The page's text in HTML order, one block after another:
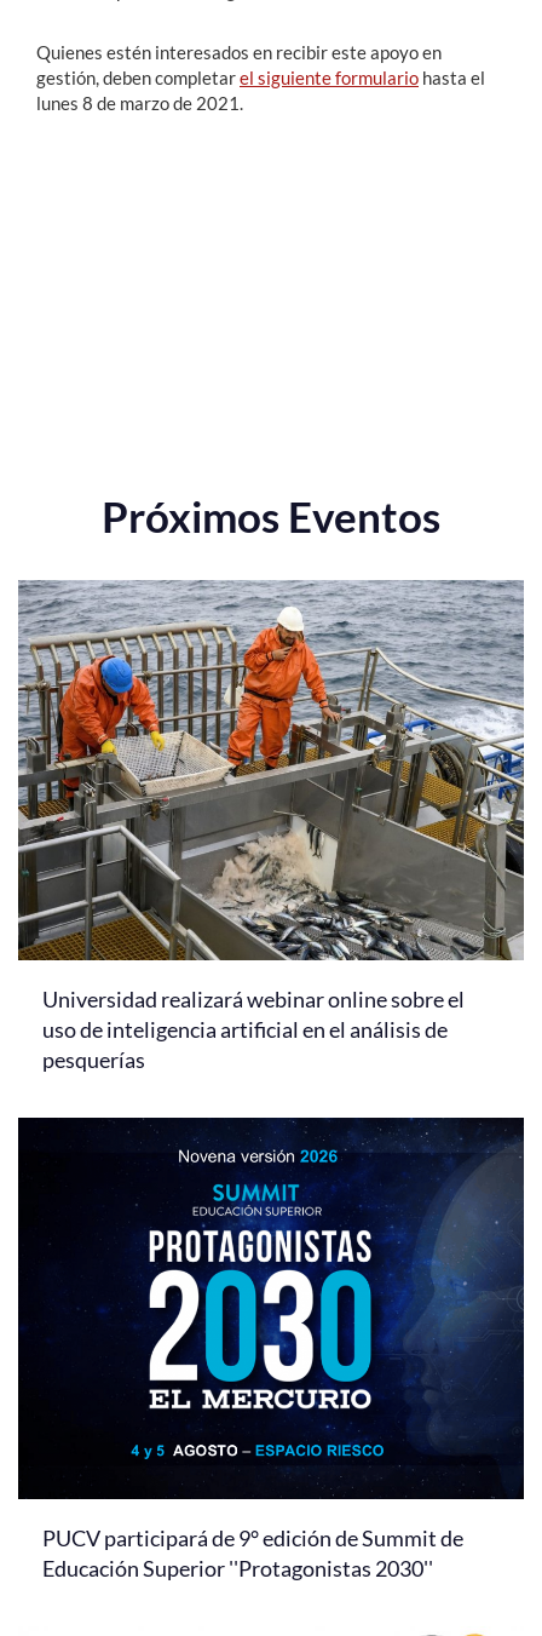
Quienes estén interesados en recibir este apoyo en
gestión, deben completarel siguiente formulario hasta el
lunes 8 de marzo de 2021.
Próximos Eventos
Universidad realizará webinar online sobre el
uso de inteligencia artificial en el análisis de
pesquerías
PUCV participará de 9° edición de Summit de
Educación Superior ''Protagonistas 2030''